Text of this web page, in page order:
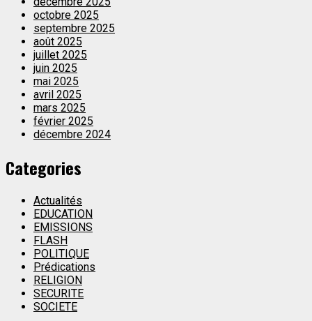
octobre 2025
septembre 2025
août 2025
juillet 2025
juin 2025
mai 2025
avril 2025
mars 2025
février 2025
décembre 2024
Categories
Actualités
EDUCATION
EMISSIONS
FLASH
POLITIQUE
Prédications
RELIGION
SECURITE
SOCIETE